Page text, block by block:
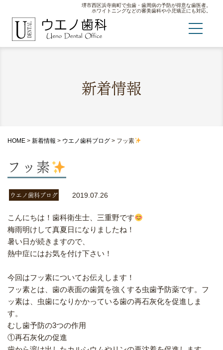
堺市西区浜寺南町で虫歯・歯周病の予防が得意な歯医者。
ホワイトニングなどの審美歯科や小児矯正にも対応。
新着情報
HOME > 新着情報 > ウエノ歯科ブログ > フッ素
フッ素
ウエノ歯科ブログ 2019.07.26
こんにちは！歯科衛生士、三重野です
梅雨明けして真夏日になりましたね！
暑い日が続きますので、
熱中症にはお気を付け下さい！
今回はフッ素についてお伝えします！
フッ素とは、歯の表面の歯質を強くする虫歯予防薬です。フ
ッ素は、虫歯になりかかっている歯の再石灰化を促進しま
す。
むし歯予防の3つの作用
①再石灰化の促進